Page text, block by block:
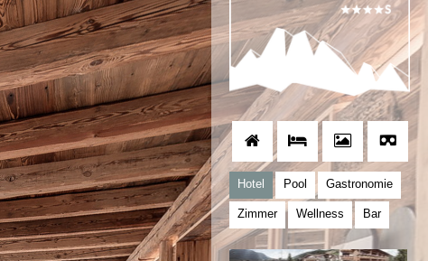
Hotel Pool Gastronomie
Zimmer Wellness Bar